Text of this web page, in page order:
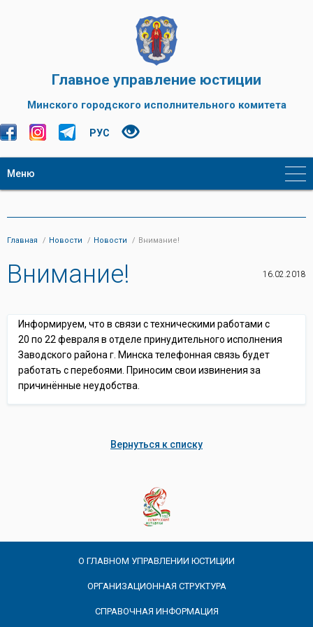
Главное управление юстиции
Минского городского исполнительного комитета
РУС
Меню
Главная Новости Новости Внимание!
Внимание! 16.02.2018
Информируем, что в связи с техническими работами c
20 по 22 февраля в отделе принудительного исполнения
Заводского района г. Минска телефонная связь будет
работать с перебоями. Приносим свои извинения за
причинённые неудобства.
Вернуться к списку
О ГЛАВНОМ УПРАВЛЕНИИ ЮСТИЦИИ
ОРГАНИЗАЦИОННАЯ СТРУКТУРА
СПРАВОЧНАЯ ИНФОРМАЦИЯ